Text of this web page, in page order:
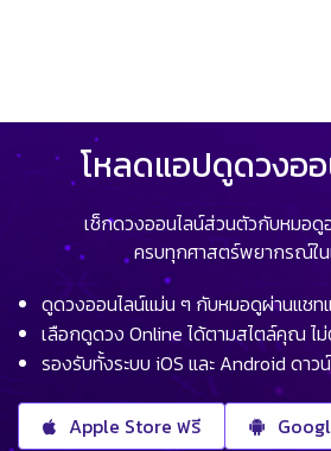
โหลดแอปดูดวงอ
เช็กดวงออนไลน์ส่วนตัวกับหมอดู
ครบทุกศาสตร์พยากรณ์ใน
ดูดวงออนไลน์แม่น ๆ กับหมอดูผ่านแชท
เลือกดูดวง Online ได้ตามสไตล์คุณ ไ
รองรับทั้งระบบ iOS และ Android ดาว
Apple Store ฟรี